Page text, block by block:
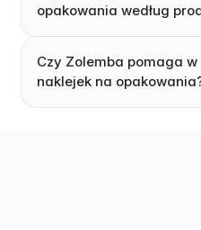
opakowania według
Czy Zolemba pomaga
naklejek na